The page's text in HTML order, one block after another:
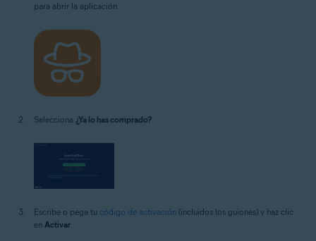
para abrir la aplicación.
Selecciona ¿Ya lo has comprado?
Escribe o pega tu código de activación (incluidos los guiones) y haz clic
en Activar